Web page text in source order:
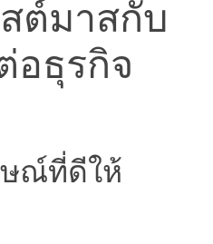
ต์มาสกับ
อธุรกิจ
ณ์ที่ดีให้